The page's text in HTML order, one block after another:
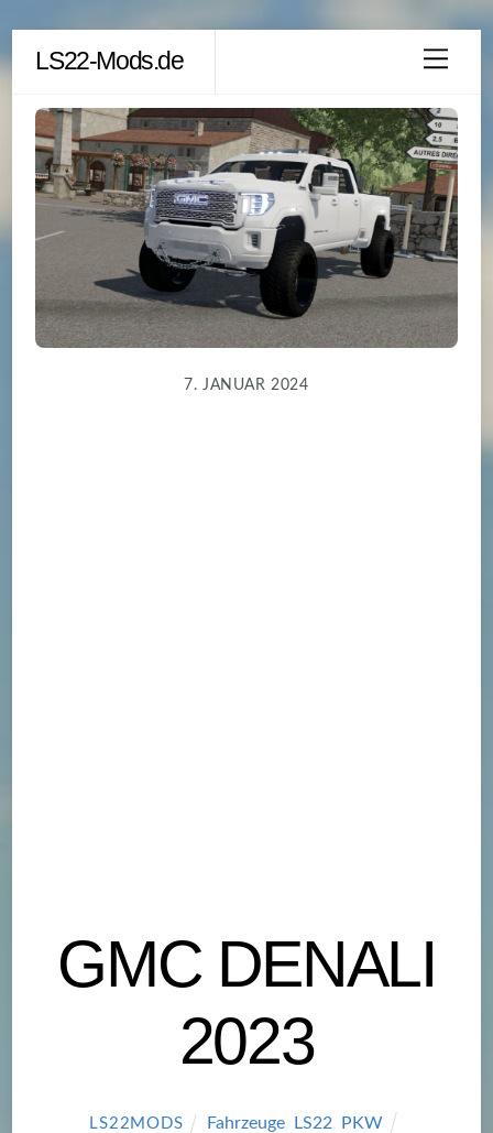
content
LS22-Mods.de
7. JANUAR 2024
GMC DENALI
2023
LS22MODS Fahrzeuge, LS22 PKW